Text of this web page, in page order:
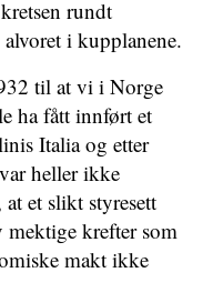
rundt
i kupplanene.
til at vi i Norge
ha fått innført et
Italia og etter
heller ikke
et slikt styresett
krefter som
makt ikke